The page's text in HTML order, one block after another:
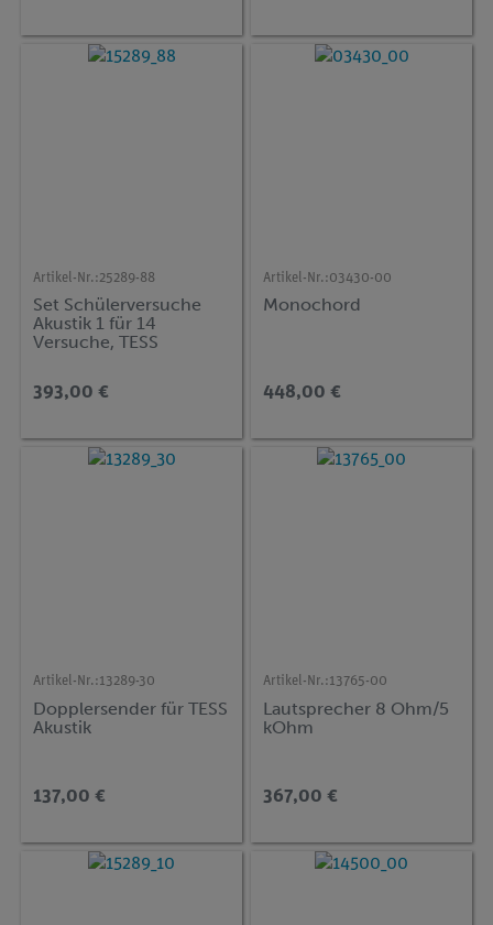
Artikel-Nr.:25289-88
Set Schülerversuche
Akustik 1 für 14
Versuche, TESS
393,00 €
Artikel-Nr.:03430-00
Monochord
448,00 €
Artikel-Nr.:13289-30
Dopplersender für TESS
Akustik
137,00 €
Artikel-Nr.:13765-00
Lautsprecher 8 Ohm/5
kOhm
367,00 €